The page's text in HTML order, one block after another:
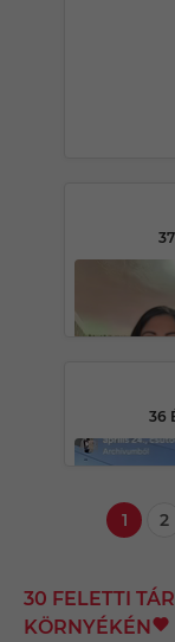
36
1 2
30 FELETTI
KÖRNYÉKÉN